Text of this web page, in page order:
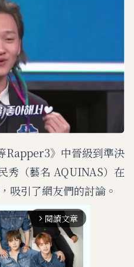
Rapper3》中晉級到準決
秀（藝名 AQUINAS）在
吸引了網友們的討論。
arrow_forward_ios 閱讀文章